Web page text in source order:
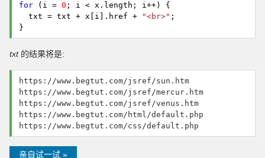
for (i = 0 ; i < x. length ; i++) {
txt = txt + x[i]. href + "<br>" ;
}
txt的结果将是:
https://www.begtut.com/jsref/sun.htm
https://www.begtut.com/jsref/mercur.htm
https://www.begtut.com/jsref/venus.htm
https://www.begtut.com/html/default.php
https://www.begtut.com/css/default.php
亲自试一试 »